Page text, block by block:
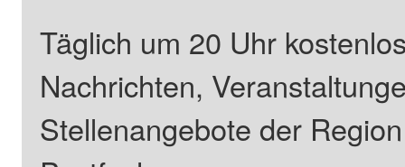
Täglich um 20 Uhr
Nachrichten,
Stellenangebote der